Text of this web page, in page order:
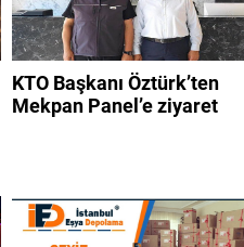
KTO Başkanı Öztürk’ten
Mekpan Panel’e ziyaret